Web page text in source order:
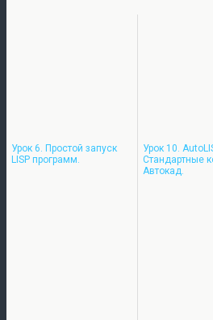
Урок 6. Простой запуск
LISP программ.
Урок 10.
Стандартные
Автокад.